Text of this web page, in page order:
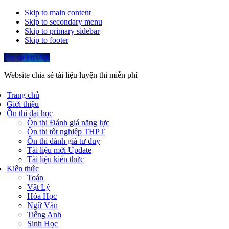
Skip to main content
Skip to secondary menu
Skip to primary sidebar
Skip to footer
Ôn thi ĐGNL
Website chia sẻ tài liệu luyện thi miễn phí
Trang chủ
Giới thiệu
Ôn thi đại học
Ôn thi Đánh giá năng lực
Ôn thi tốt nghiệp THPT
Ôn thi đánh giá tư duy
Tài liệu mới Update
Tài liệu kiến thức
Kiến thức
Toán
Vật Lý
Hóa Học
Ngữ Văn
Tiếng Anh
Sinh Học